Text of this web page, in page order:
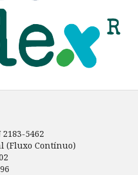
2183-5462
(Fluxo Contínuo)